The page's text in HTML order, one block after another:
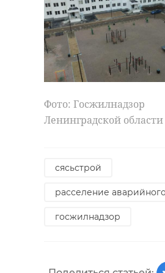
Фото: Госжилнадзор
Ленинградской области
сясьстрой
расселение
госжилнадзор
охватит
500 парков и
мемориалов
В субботу, 26 апреля,
область присоединится к
всероссийскому
порядок приведут более
синявинские высоты
субботники